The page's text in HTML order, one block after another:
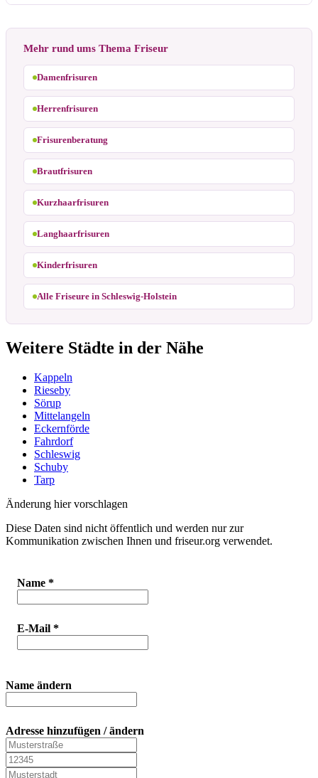
Mehr rund ums Thema Friseur
Damenfrisuren
Herrenfrisuren
Frisurenberatung
Brautfrisuren
Kurzhaarfrisuren
Langhaarfrisuren
Kinderfrisuren
Alle Friseure in Schleswig-Holstein
Weitere Städte in der Nähe
Kappeln
Rieseby
Sörup
Mittelangeln
Eckernförde
Fahrdorf
Schleswig
Schuby
Tarp
Änderung hier vorschlagen
Diese Daten sind nicht öffentlich und werden nur zur
Kommunikation zwischen Ihnen und friseur.org verwendet.
Name *
E-Mail *
Name ändern
Adresse hinzufügen / ändern